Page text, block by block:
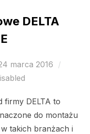
DELTA
marca 2016
firmy DELTA to
do montażu
takich branżach i